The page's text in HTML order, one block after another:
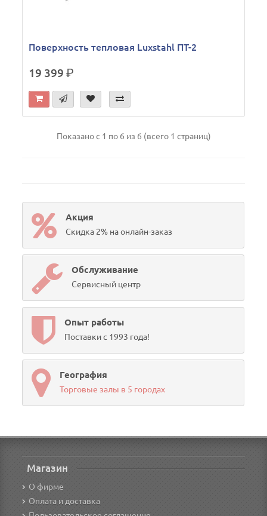
Поверхность тепловая Luxstahl ПТ-2
19 399р.
Показано с 1 по 6 из 6 (всего 1 страниц)
Акция
Скидка 2% на онлайн-заказ
Обслуживание
Сервисный центр
Опыт работы
Поставки с 1993 года!
География
Торговые залы в 5 городах
Магазин
О фирме
Оплата и доставка